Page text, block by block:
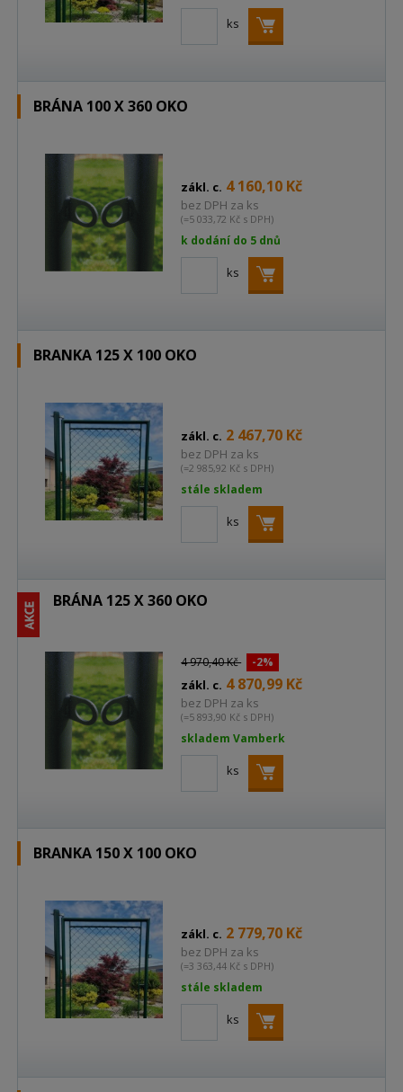
ks
BRÁNA 100 X 360 OKO
zákl. c. 4 160,10 Kč
bez DPH za ks
(=5 033,72 Kč s DPH)
k dodání do 5 dnů
ks
BRANKA 125 X 100 OKO
zákl. c. 2 467,70 Kč
bez DPH za ks
(=2 985,92 Kč s DPH)
stále skladem
ks
BRÁNA 125 X 360 OKO
4 970,40 Kč -2%
zákl. c. 4 870,99 Kč
bez DPH za ks
(=5 893,90 Kč s DPH)
skladem Vamberk
ks
BRANKA 150 X 100 OKO
zákl. c. 2 779,70 Kč
bez DPH za ks
(=3 363,44 Kč s DPH)
stále skladem
ks